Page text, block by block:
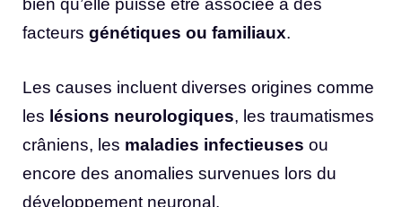
bien qu’elle puisse être associée à des
facteurs génétiques ou familiaux.
Les causes incluent diverses origines comme
les lésions neurologiques, les traumatismes
crâniens, les maladies infectieuses ou
encore des anomalies survenues lors du
développement neuronal.